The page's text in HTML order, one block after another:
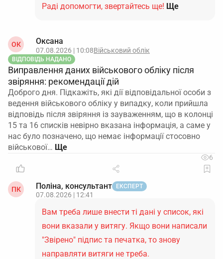
Раді допомогти, звертайтесь ще! Ще
ОК Оксана
07.08.2026 | 10:08Військовий облік
ВІДПОВІДЬ НАДАНО
Виправлення даних військового обліку після
звіряння: рекомендації дій
Доброго дня. Підкажіть, які дії відповідальної особи з
ведення військового обліку у випадку, коли прийшла
відповідь після звіряння із зауваженням, що в колонці
15 та 16 списків невірно вказана інформація, а саме у
нас було позначено, що немає інформації стосовно
військової…
6
ПК Поліна, консультант ЕКСПЕРТ
07.08.2026 | 12:41
Вам треба лише внести ті дані у список, які
вони вказали у витягу. Якщо вони написали
"Звірено" підпис та печатка, то знову
направляти витяги не треба.